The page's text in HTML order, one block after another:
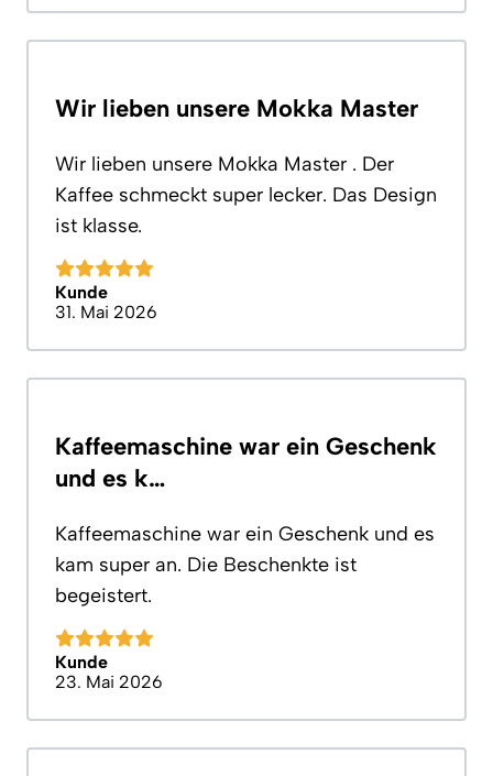
Wir lieben unsere Mokka Master
Wir lieben unsere Mokka Master . Der
Kaffee schmeckt super lecker. Das Design
ist klasse.
Kunde
31. Mai 2026
Kaffeemaschine war ein Geschenk
und es k…
Kaffeemaschine war ein Geschenk und es
kam super an. Die Beschenkte ist
begeistert.
Kunde
23. Mai 2026